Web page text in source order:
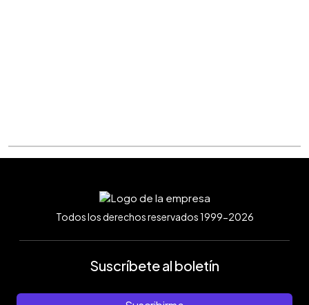
Todos los derechos reservados 1999-2026
Suscríbete al boletín